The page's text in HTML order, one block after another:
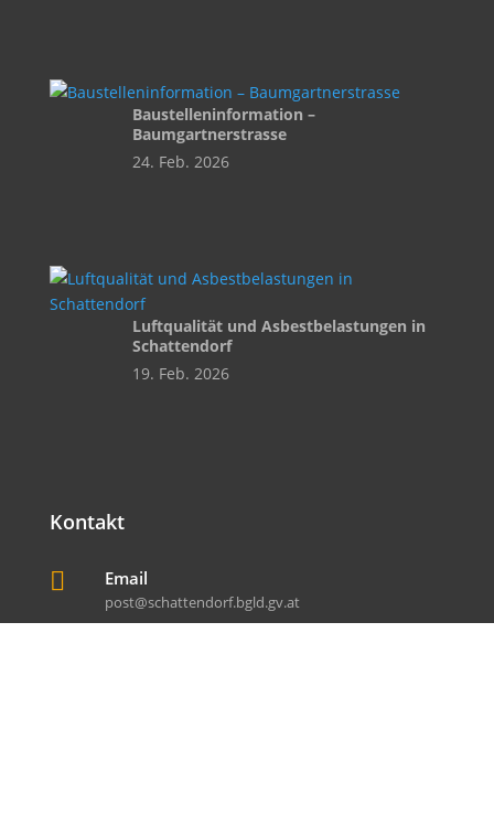
Baustelleninformation –
Baumgartnerstrasse
24. Feb. 2026
Luftqualität und Asbestbelastungen in
Schattendorf
19. Feb. 2026
Kontakt
 Email
post@schattendorf.bgld.gv.at